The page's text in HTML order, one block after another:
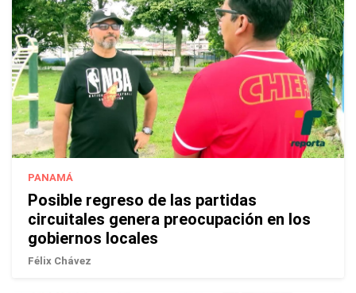
PANAMÁ
Posible regreso de las partidas
circuitales genera preocupación en los
gobiernos locales
Félix Chávez